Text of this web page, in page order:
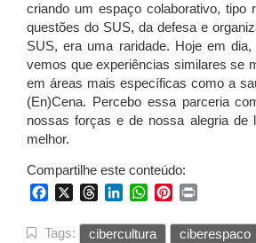
criando um espaço colaborativo, tipo
questões do SUS, da defesa e
SUS, era uma raridade. Hoje em
vemos que experiências similares se
em áreas mais específicas como a
(En)Cena. Percebo essa parceria
nossas forças e de nossa alegria de
melhor.
Compartilhe este conteúdo:
FacebookThreadsLinkedInWhatsApp
Pinterest
Tags: cibercultura ciberespaco